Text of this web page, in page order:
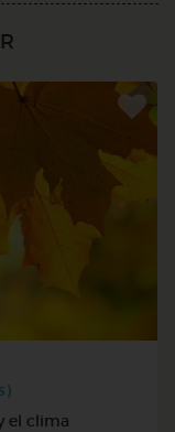
el clima